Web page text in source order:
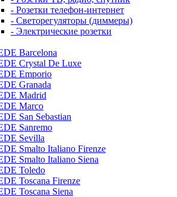
- Розетки телефон-интернет
- Светорегуляторы (диммеры)
- Электрические розетки
Barcelona
Crystal De Luxe
Emporio
Granada
Madrid
Marco
San Sebastian
Sanremo
Sevilla
Smalto Italiano Firenze
Smalto Italiano Siena
Toledo
Toscana Firenze
Toscana Siena